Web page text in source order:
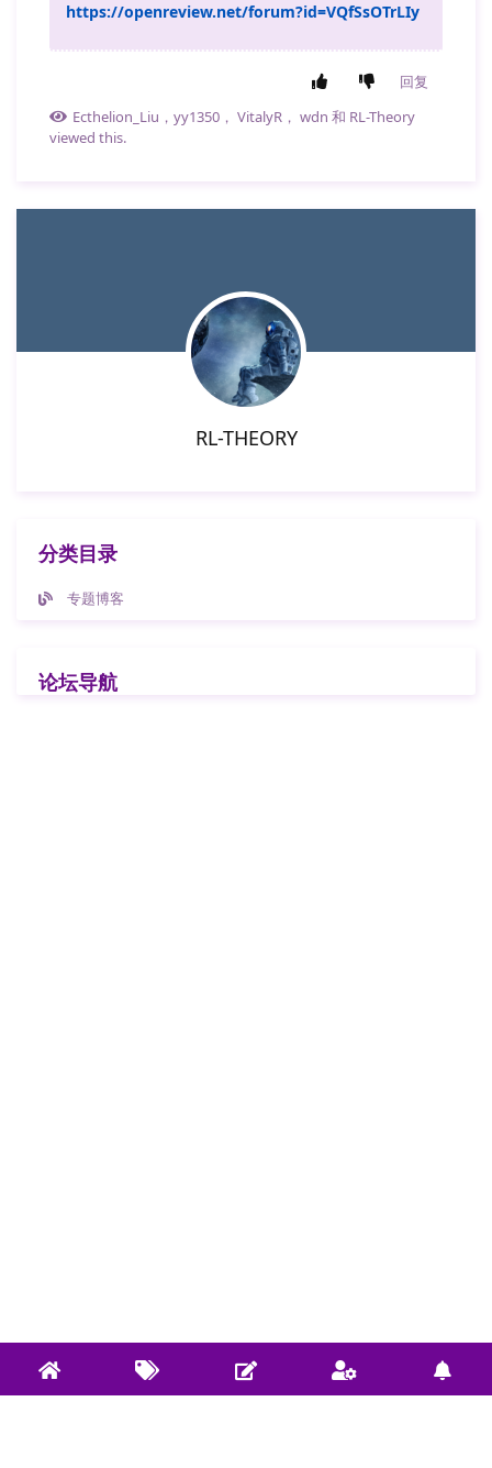
https://openreview.net/forum?id=VQfSsOTrLIy
回复
Ecthelion_Liu ， yy1350 ， VitalyR ， wdn 和 RL-Theory
viewed this.
RL-THEORY
分类目录
专题博客
论坛导航